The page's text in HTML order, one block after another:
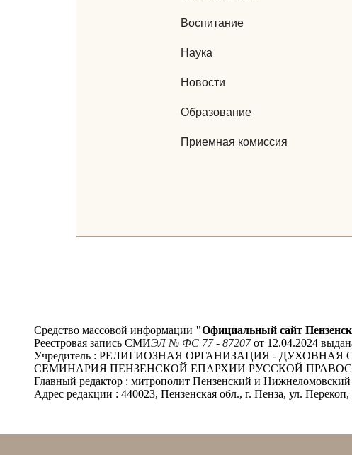
Воспитание
Наука
Новости
Образование
Приемная комиссия
Средство массовой информации "Официальный сайт
Реестровая запись СМИЭЛ № ФС 77 - 87207от 12.04.2024
Учредитель : РЕЛИГИОЗНАЯ ОРГАНИЗАЦИЯ -
СЕМИНАРИЯ ПЕНЗЕНСКОЙ ЕПАРХИИ РУССКОЙ
Главный редактор : митрополит Пензенский и
Адрес редакции : 440023, Пензенская обл., г. Пенза, ул.